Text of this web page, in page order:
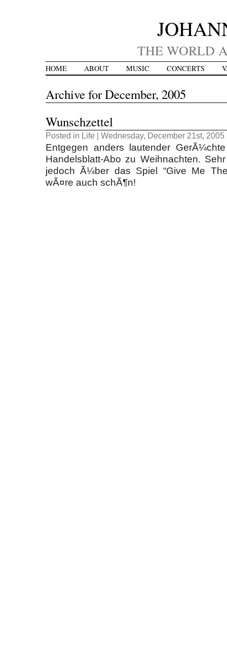
THE WORLD
HOME ABOUT MUSIC CONCERTS
Archive for December, 2005
Wunschzettel
Posted in Life | Wednesday, December 21st,
Entgegen anders lautender
Handelsblatt-Abo zu Weihnachten.
jedoch Ã¼ber das Spiel “Give Me
wÃ¤re auch schÃ¶n!